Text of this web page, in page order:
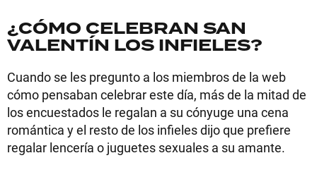
¿CÓMO CELEBRAN SAN
VALENTÍN LOS INFIELES?
Cuando se les pregunto a los miembros de la web
cómo pensaban celebrar este día, más de la mitad de
los encuestados le regalan a su cónyuge una cena
romántica y el resto de los infieles dijo que prefiere
regalar lencería o juguetes sexuales a su amante.